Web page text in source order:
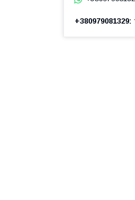
+380979081329